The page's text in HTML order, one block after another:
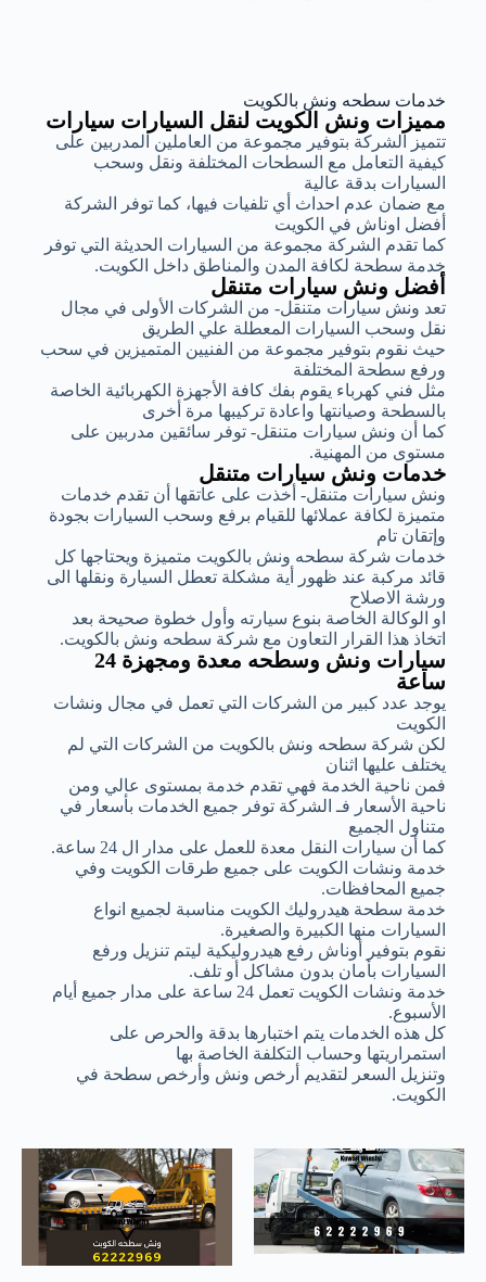
خدمات سطحه ونش بالكويت
مميزات ونش الكويت لنقل السيارات سيارات
تتميز الشركة بتوفير مجموعة من العاملين المدربين على
كيفية التعامل مع السطحات المختلفة ونقل وسحب
السيارات بدقة عالية
مع ضمان عدم احداث أي تلفيات فيها، كما توفر الشركة
أفضل اوناش في الكويت
كما تقدم الشركة مجموعة من السيارات الحديثة التي توفر
خدمة سطحة لكافة المدن والمناطق داخل الكويت.
أفضل ونش سيارات متنقل
تعد ونش سيارات متنقل- من الشركات الأولى في مجال
نقل وسحب السيارات المعطلة علي الطريق
حيث نقوم بتوفير مجموعة من الفنيين المتميزين في سحب
ورفع سطحة المختلفة
مثل فني كهرباء يقوم بفك كافة الأجهزة الكهربائية الخاصة
بالسطحة وصيانتها واعادة تركيبها مرة أخرى
كما أن ونش سيارات متنقل- توفر سائقين مدربين على
مستوى من المهنية.
خدمات ونش سيارات متنقل
ونش سيارات متنقل- أخذت على عاتقها أن تقدم خدمات
متميزة لكافة عملائها للقيام برفع وسحب السيارات بجودة
وإتقان تام
خدمات شركة سطحه ونش بالكويت متميزة ويحتاجها كل
قائد مركبة عند ظهور أية مشكلة تعطل السيارة ونقلها الى
ورشة الاصلاح
او الوكالة الخاصة بنوع سيارته وأول خطوة صحيحة بعد
اتخاذ هذا القرار التعاون مع شركة سطحه ونش بالكويت.
سيارات ونش وسطحه معدة ومجهزة 24
ساعة
يوجد عدد كبير من الشركات التي تعمل في مجال ونشات
الكويت
لكن شركة سطحه ونش بالكويت من الشركات التي لم
يختلف عليها اثنان
فمن ناحية الخدمة فهي تقدم خدمة بمستوى عالي ومن
ناحية الأسعار فـ الشركة توفر جميع الخدمات بأسعار في
متناول الجميع
كما أن سيارات النقل معدة للعمل على مدار ال 24 ساعة.
خدمة ونشات الكويت على جميع طرقات الكويت وفي
جميع المحافظات.
خدمة سطحة هيدروليك الكويت مناسبة لجميع انواع
السيارات منها الكبيرة والصغيرة.
نقوم بتوفير أوناش رفع هيدروليكية ليتم تنزيل ورفع
السيارات بأمان بدون مشاكل أو تلف.
خدمة ونشات الكويت تعمل 24 ساعة على مدار جميع أيام
الأسبوع.
كل هذه الخدمات يتم اختبارها بدقة والحرص على
استمراريتها وحساب التكلفة الخاصة بها
وتنزيل السعر لتقديم أرخص ونش وأرخص سطحة في
الكويت.